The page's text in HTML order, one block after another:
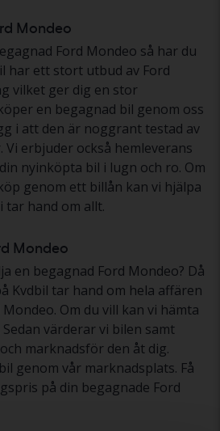
Mondeo
Ford Mondeo så har du
har ett stort utbud av Ford
vilket ger dig en stor
en begagnad bil genom oss
i att den är noggrant testad av
erbjuder också hemleverans
nyinköpta bil i lugn och ro. Om
genom ett billån kan vi hjälpa
tar hand om allt.
Mondeo
en begagnad Ford Mondeo? Då
Kvdbil tar hand om hela affären
Om du vill kan vi hämta
värderar vi bilen samt
marknadsför den åt dig.
genom vår marknadsplats. Få
på din begagnade Ford